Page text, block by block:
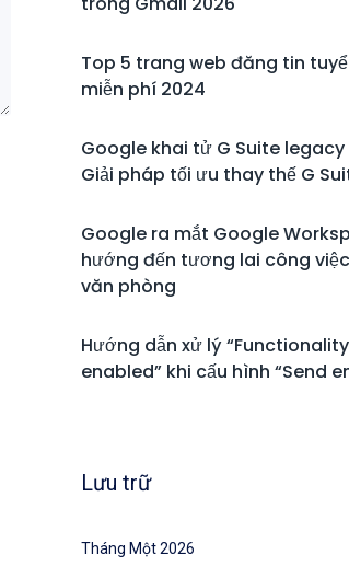
Top 5 trang web đăng tin
miễn phí 2024
Google khai tử G Suite legacy
Giải pháp tối ưu thay thế G
Google ra mắt Google
hướng đến tương lai công
văn phòng
Hướng dẫn xử lý
enabled” khi cấu hình “Send
Lưu trữ
Tháng Một 2026